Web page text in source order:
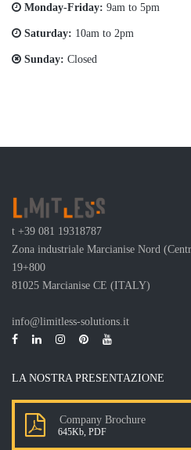
Monday-Friday: 9am to 5pm
Saturday: 10am to 2pm
Sunday: Closed
t +39 081 19318787
Zona industriale Marcianise Nord
19+800
81025 Marcianise CE (ITALY)
info@limitless-solutions.it
LA NOSTRA PRESENTAZIONE
Company Brochure
645Kb, PDF